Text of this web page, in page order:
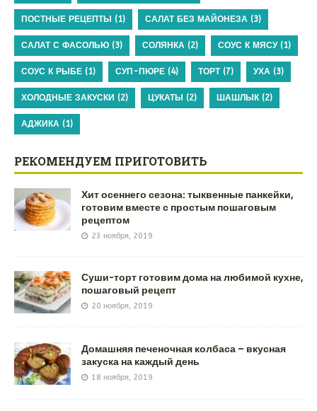
ПОСТНЫЕ РЕЦЕПТЫ (1) САЛАТ БЕЗ МАЙОНЕЗА (3)
САЛАТ С ФАСОЛЬЮ (3) СОЛЯНКА (2) СОУС К МЯСУ(1)
СОУС К РЫБЕ (1) СУП-ПЮРЕ (4) ТОРТ(7) УХА (3)
ХОЛОДНЫЕ ЗАКУСКИ (2) ЦУКАТЫ (2) ШАШЛЫК (2)
АДЖИКА (1)
РЕКОМЕНДУЕМ ПРИГОТОВИТЬ
Хит осеннего сезона: тыквенные панкейки,
готовим вместе с простым пошаговым
рецептом
23 ноября, 2019
Суши-торт готовим дома на любимой кухне,
пошаговый рецепт
20 ноября, 2019
Домашняя печеночная колбаса – вкусная
закуска на каждый день
18 ноября, 2019